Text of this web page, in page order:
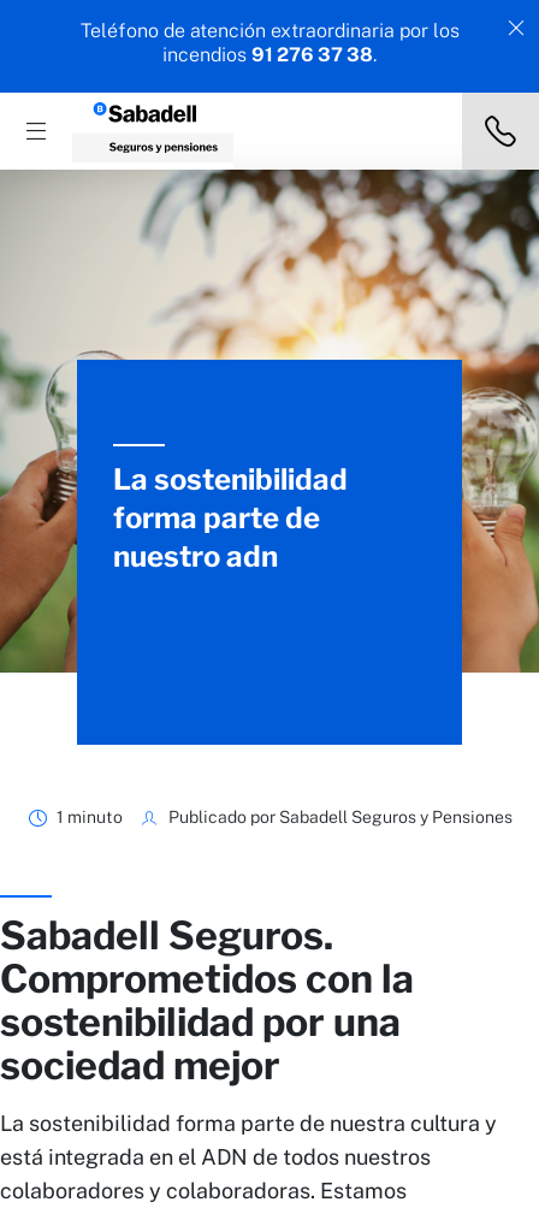
Teléfono de atención extraordinaria por los
incendios 91 276 37 38.
La sostenibilidad
forma parte de
nuestro adn
1 minuto Publicado por Sabadell Seguros y Pensiones
Sabadell Seguros.
Comprometidos con la
sostenibilidad por una
sociedad mejor
La sostenibilidad forma parte de nuestra cultura y
está integrada en el ADN de todos nuestros
colaboradores y colaboradoras. Estamos